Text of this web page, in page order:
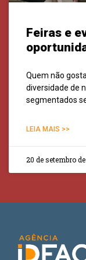
Feiras e
Quem não
diversidade de
segmentados
LEIA MAIS >>
20 de setembro